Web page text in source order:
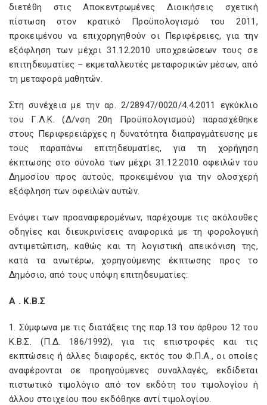
διετέθη στις Αποκεντρωμένες Διοικήσεις σχετική
πίστωση στον κρατικό Προϋπολογισμό του 2011,
προκειμένου να επιχορηγηθούν οι Περιφέρειες, για την
εξόφληση των μέχρι 31.12.2010 υποχρεώσεων τους σε
επιτηδευματίες – εκμεταλλευτές μεταφορικών μέσων, από
τη μεταφορά μαθητών.
Στη συνέχεια με την αρ. 2/28947/0020/4.4.2011 εγκύκλιο
του Γ.Λ.Κ. (Δ/νση 20η Προϋπολογισμού) παρασχέθηκε
στους Περιφερειάρχες η δυνατότητα διαπραγμάτευσης με
τους παραπάνω επιτηδευματίες, για τη χορήγηση
έκπτωσης στο σύνολο των μέχρι 31.12.2010 οφειλών του
Δημοσίου προς αυτούς, προκειμένου για την ολοσχερή
εξόφληση των οφειλών αυτών.
Ενόψει των προαναφερομένων, παρέχουμε τις ακόλουθες
οδηγίες και διευκρινίσεις αναφορικά με τη φορολογική
αντιμετώπιση, καθώς και τη λογιστική απεικόνιση της,
κατά τα ανωτέρω, χορηγούμενης έκπτωσης προς το
Δημόσιο, από τους υπόψη επιτηδευματίες:
Α . Κ.Β.Σ
1. Σύμφωνα με τις διατάξεις της παρ.13 του άρθρου 12 του
Κ.Β.Σ. (Π.Δ. 186/1992), για τις επιστροφές και τις
εκπτώσεις ή άλλες διαφορές, εκτός του Φ.Π.Α., οι οποίες
αναφέρονται σε προηγούμενες συναλλαγές, εκδίδεται
πιστωτικό τιμολόγιο από τον εκδότη του τιμολογίου ή
άλλου στοιχείου που εκδόθηκε αντί τιμολογίου.